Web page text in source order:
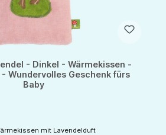
- Dinkel - Wärmekissen -
Wundervolles Geschenk fürs
Baby
mit Lavendelduft